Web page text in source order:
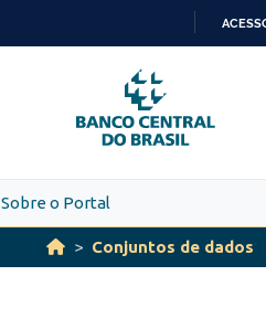
PARA
O
CONTEÚDO
Sobre o Portal
Conjuntos de dados